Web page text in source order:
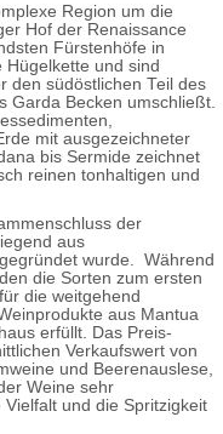
Region um die
Hof der Renaissance
Fürstenhöfe in
Hügelkette und sind
den südöstlichen Teil des
Garda Becken umschließt.
mit ausgezeichneter
bis Sermide zeichnet
reinen tonhaltigen und
der
aus
wurde. Während
die Sorten zum ersten
die weitgehend
aus Mantua
erfüllt. Das Preis-
Verkaufswert von
und Beerenauslese,
Weine sehr
und die Spritzigkeit